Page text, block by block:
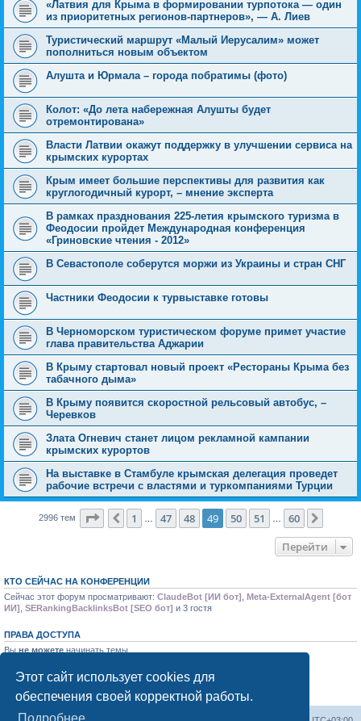
Этот сайт использует cookies для
обеспечения своей корректной работы.
«Латвия для Крыма в формировании турпотока — один
из приоритетных регионов-партнеров», — А. Лиев
Туристический маршрут «Малый Иерусалим» может
пополниться новым объектом
Алушта и Юрмала – города побратимы (фото)
Колот: «До лета набережная Алушты будет
отремонтирована»
Власти Латвии окажут поддержку в улучшении сервиса на
крымских курортах
Крым имеет большие перспективы для развития как
круглогодичный курорт, – мнение эксперта
В рамках празднования 225-летия крымского туризма в
Феодосии пройдет Международная конференция
«Гриновские чтения - 2012»
В Севастополе соберутся моржи из Украины и стран СНГ
Частники Феодосии к турвыставке готовы
В Черноморском туристическом форуме примет участие
глава правительства Аджарии
В Крыму стартовал новый проект «Рестораны Крыма без
табачного дыма»
В Крыму появится скоростной рельсовый автобус, –
Черевков
Злата Огневич станет лицом рекламной кампании
крымских курортов
На выставке в Стамбуле крымская делегация проведет
рабочие встречи с властями и туркомпаниями Турции
2996 тем Страница 49из 60
Пред.
1 47 48 49 50 51 60
Перейти
КТО СЕЙЧАС НА КОНФЕРЕНЦИИ
Сейчас этот форум просматривают: ClaudeBot [ИИ бот] Meta-ExternalAgent [бот
ИИ] SERankingBacklinksBot [SEO бот] и 3 гостя
ПРАВА ДОСТУПА
Вы не можете начинать темы
Выне можетередактировать свои сообщения
Выне можетеудалять свои сообщения
Выне можетедобавлять вложения